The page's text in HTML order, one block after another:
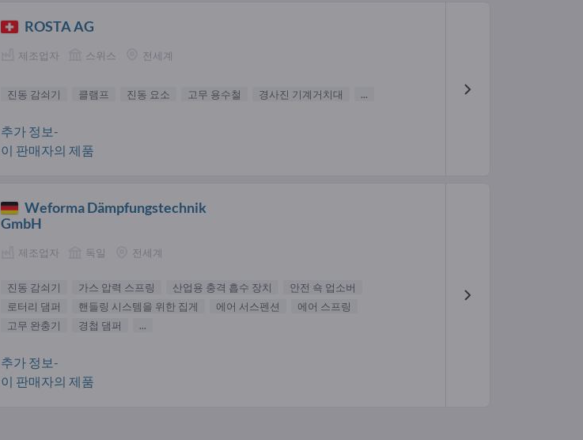
ROSTA AG
제조업자 스위스 전세계
진동 감쇠기 클램프 진동 요소 고무 용수철 경사진 기계거치대 ...
추가 정보-
이 판매자의 제품
Weforma Dämpfungstechnik
GmbH
제조업자 독일 전세계
진동 감쇠기 가스 압력 스프링 산업용 충격 흡수 장치
안전 쇽 업소버
로터리 댐퍼
핸들링 시스템을 위한 집게 에어 서스펜션
에어 스프링
고무 완충기
경첩 댐퍼 ...
추가 정보-
이 판매자의 제품